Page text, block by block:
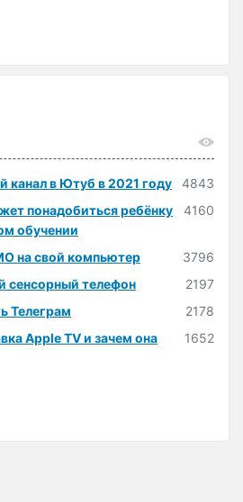
канал в Ютуб в 2021 году
4843
понадобиться ребёнку
обучении
4160
на свой компьютер
3796
сенсорный телефон
2197
Телеграм
2178
Apple TV и зачем она
1652